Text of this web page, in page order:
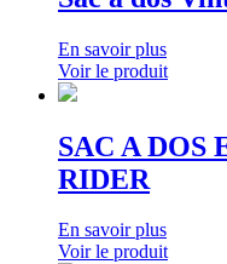
En savoir plus
Voir le produit
SAC A DOS
RIDER
En savoir plus
Voir le produit